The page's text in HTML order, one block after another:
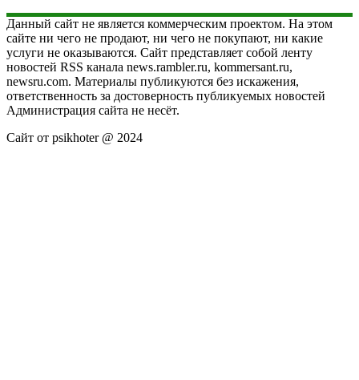
Данный сайт не является коммерческим проектом. На этом
сайте ни чего не продают, ни чего не покупают, ни какие
услуги не оказываются. Сайт представляет собой ленту
новостей RSS канала news.rambler.ru, kommersant.ru,
newsru.com. Материалы публикуются без искажения,
ответственность за достоверность публикуемых новостей
Администрация сайта не несёт.
Сайт от psikhoter @ 2024